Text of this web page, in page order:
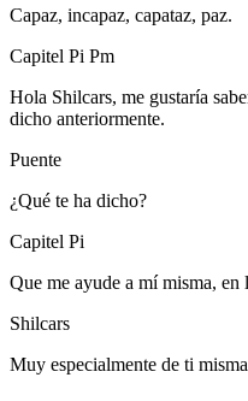
Capaz, incapaz, capataz, paz.
Capitel Pi Pm
Hola Shilcars, me gustaría
dicho anteriormente.
Puente
¿Qué te ha dicho?
Capitel Pi
Que me ayude a mí misma, en
Shilcars
Muy especialmente de ti